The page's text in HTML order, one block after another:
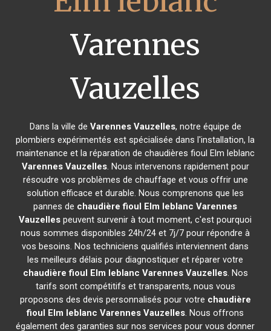
Varennes
Vauzelles
Dans la ville de Varennes Vauzelles, notre équipe de
plombiers expérimentés est spécialisée dans l'installation, la
maintenance et la réparation de chaudières fioul Elm leblanc
Varennes Vauzelles. Nous intervenons rapidement pour
résoudre vos problèmes de chauffage et vous offrir une
solution efficace et durable. Nous comprenons que les
pannes de chaudière fioul Elm leblanc Varennes
Vauzelles peuvent survenir à tout moment, c'est pourquoi
nous sommes disponibles 24h/24 et 7j/7 pour répondre à
vos besoins. Nos techniciens qualifiés interviennent dans
les meilleurs délais pour diagnostiquer et réparer votre
chaudière fioul Elm leblanc Varennes Vauzelles. Nos
tarifs sont compétitifs et transparents, nous vous
proposons des devis personnalisés pour votre chaudière
fioul Elm leblanc Varennes Vauzelles. Nous offrons
également des garanties sur nos services pour vous donner